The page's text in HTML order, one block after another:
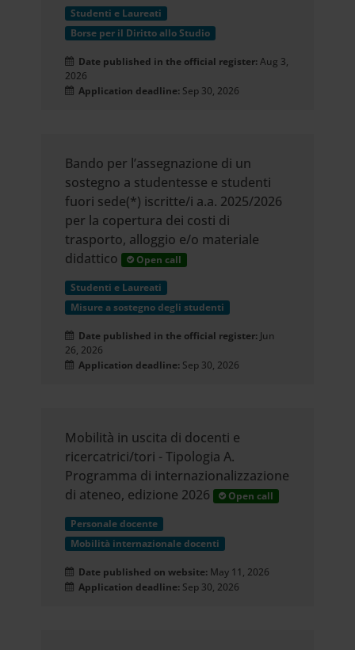
Studenti e Laureati
Borse per il Diritto allo Studio
Date published in the official register:Aug 3,
2026
Application deadline: Sep 30, 2026
Bando per l’assegnazione di un
sostegno a studentesse e studenti
fuori sede(*) iscritte/i a.a. 2025/2026
per la copertura dei costi di
trasporto, alloggio e/o materiale
didattico
Open call
Studenti e Laureati
Misure a sostegno degli studenti
Date published in the official register: Jun
26, 2026
Application deadline: Sep 30, 2026
Mobilità in uscita di docenti e
ricercatrici/tori - Tipologia A.
Programma di internazionalizzazione
di ateneo, edizione 2026
Open call
Personale docente
Mobilità internazionale docenti
Date published on website: May 11, 2026
Application deadline: Sep 30, 2026